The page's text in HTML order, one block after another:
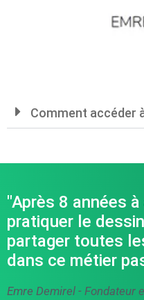
Comment accéder
"Après 8 années
pratiquer le
partager toutes
dans ce métier
Emre Demirel - Fondateur